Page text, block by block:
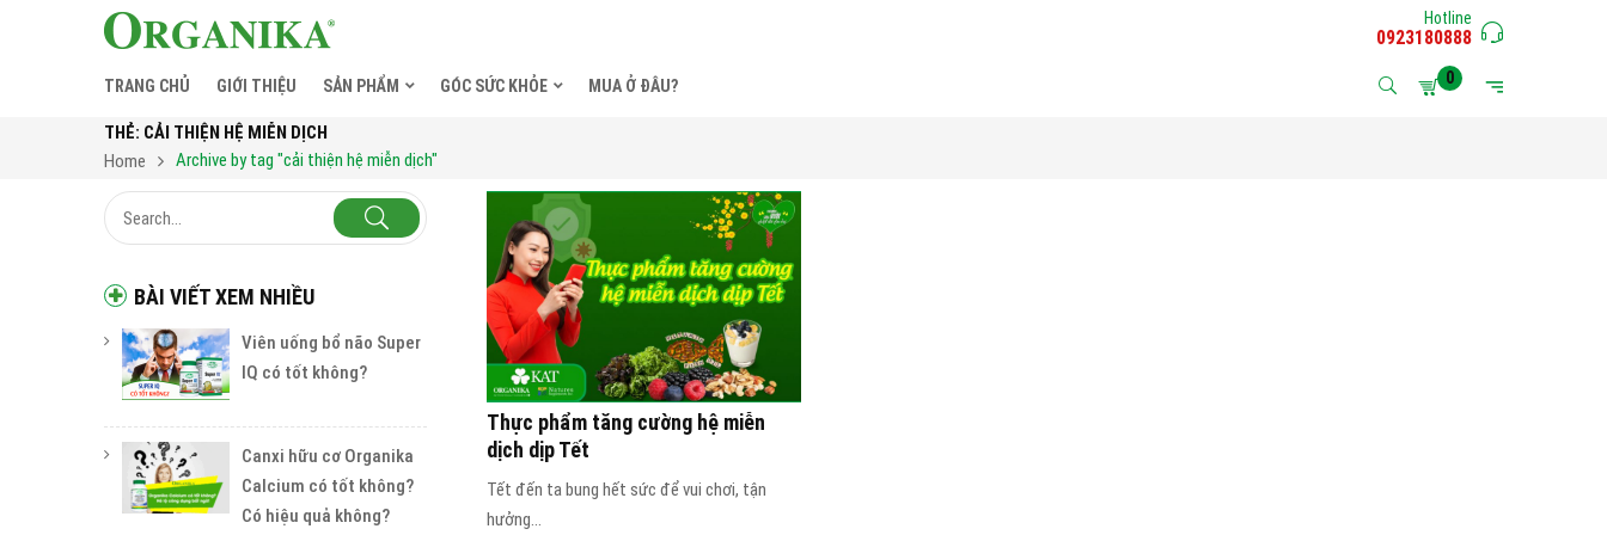
Hotline
0923180888
TRANG CHỦ GIỚI THIỆU SẢN PHẨM GÓC SỨC KHỎE MUA Ở ĐÂU? 0
THẺ: CẢI THIỆN HỆ MIỄN DỊCH
Home
Archive by tag "cải thiện hệ miễn dịch"
BÀI VIẾT XEM NHIỀU
Viên uống bổ não Super
IQ có tốt không?
Canxi hữu cơ Organika
Calcium có tốt không?
Có hiệu quả không?
Thực phẩm tăng cường hệ miễn
dịch dịp Tết
Tết đến ta bung hết sức để vui chơi, tận
hưởng...